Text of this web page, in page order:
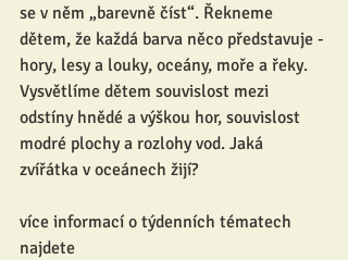
se v něm „barevně číst“. Řekneme
dětem, že každá barva něco představuje -
hory, lesy a louky, oceány, moře a řeky.
Vysvětlíme dětem souvislost mezi
odstíny hnědé a výškou hor, souvislost
modré plochy a rozlohy vod. Jaká
zvířátka v oceánech žijí?
více informací o týdenních tématech
najdete